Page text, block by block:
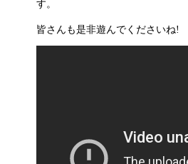
す。
皆さんも是非遊んでくださいね!